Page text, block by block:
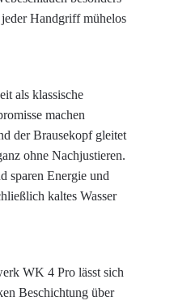
Handgriff mühelos
als klassische
machen
der Brausekopf gleitet
ohne Nachjustieren.
sparen Energie und
kaltes Wasser
WK 4 Pro lässt sich
Beschichtung über